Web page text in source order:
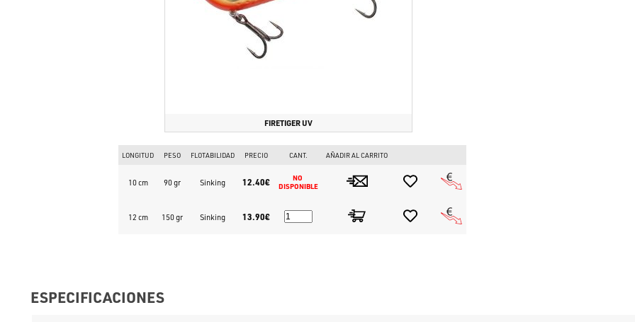
FIRETIGER UV
LONGITUD PESO FLOTABILIDAD PRECIO CANT. AÑADIR AL CARRITO
10 cm 90 gr Sinking 12.40€
NO
DISPONIBLE
12 cm 150 gr Sinking 13.90€
ESPECIFICACIONES